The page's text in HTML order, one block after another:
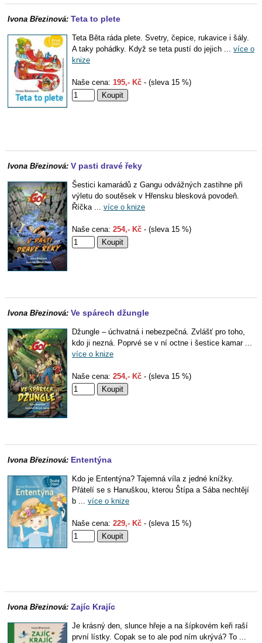
Ivona Březinová: Teta to plete
Teta Běta ráda plete. Svetry, čepice, rukavice i šály.
A taky pohádky. Když se teta pustí do jejich ... více o
knize
Naše cena: 195,- Kč - (sleva 15 %)
Ivona Březinová: V pasti dravé řeky
Šestici kamarádů z Gangu odvážných zastihne při
výletu do soutěsek v Hřensku blesková povodeň.
Říčka ... více o knize
Naše cena: 254,- Kč - (sleva 15 %)
Ivona Březinová: Ve spárech džungle
Džungle – úchvatná i nebezpečná. Zvlášť pro toho,
kdo ji nezná. Poprvé se v ní octne i šestice kamar ...
více o knize
Naše cena: 254,- Kč - (sleva 15 %)
Ivona Březinová: Ententýna
Kdo je Ententýna? Tajemná víla z jedné knížky.
Přátelí se s Hanuškou, kterou Štípa a Sába nechtějí
b ... více o knize
Naše cena: 229,- Kč - (sleva 15 %)
Ivona Březinová: Zajíc Krajíc
Je krásný den, slunce hřeje a na šípkovém keři raší
první lístky. Copak se to ale pod ním ukrývá? To ...